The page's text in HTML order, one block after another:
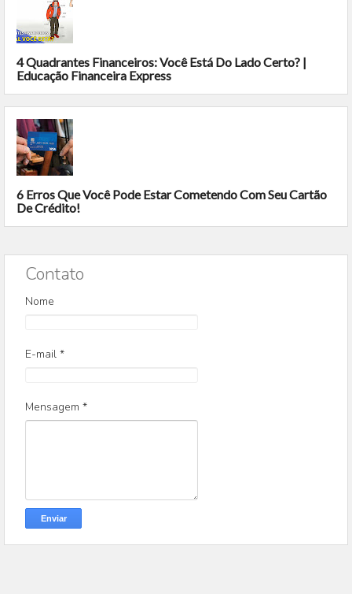
4 Quadrantes Financeiros: Você Está Do Lado Certo? |
Educação Financeira Express
6 Erros Que Você Pode Estar Cometendo Com Seu Cartão
De Crédito!
Contato
Nome
E-mail *
Mensagem *